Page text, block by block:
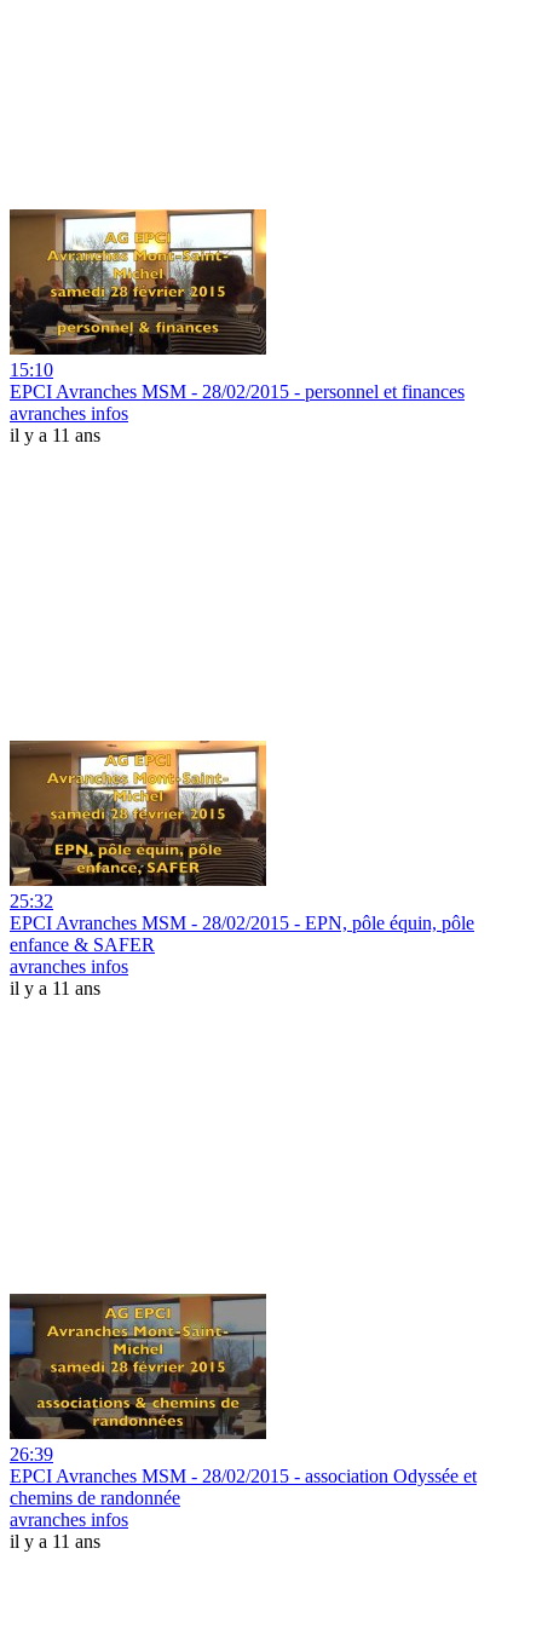
15:10
EPCI Avranches MSM - 28/02/2015 - personnel et finances
avranches infos
il y a 11 ans
25:32
EPCI Avranches MSM - 28/02/2015 - EPN, pôle équin, pôle
enfance & SAFER
avranches infos
il y a 11 ans
26:39
EPCI Avranches MSM - 28/02/2015 - association Odyssée et
chemins de randonnée
avranches infos
il y a 11 ans